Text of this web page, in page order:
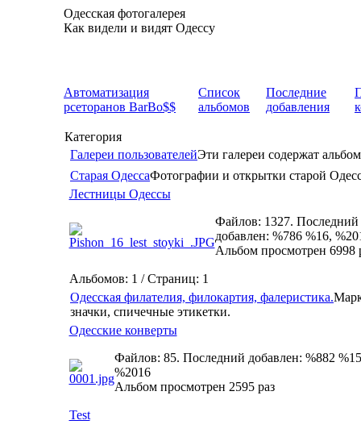
Одесская фотогалерея
Как видели и видят Одессу
Автоматизация
рсеторанов BarBo$$
Список
альбомов
Последние
добавления
Категория
Галереи пользователейЭти галереи содержат
Старая ОдессаФотографии и открытки старой
Лестницы Одессы
Файлов: 1327. Последний
добавлен: %786 %16,
Альбом просмотрен 6998
Альбомов: 1 / Страниц: 1
Одесская филателия, филокартия, фалеристика.
значки, спичечные этикетки.
Одесские конверты
Файлов: 85. Последний добавлен: %882
%2016
Альбом просмотрен 2595 раз
Test